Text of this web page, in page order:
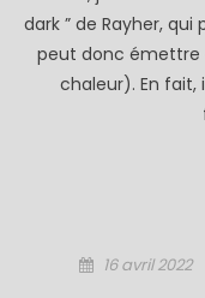
dark ” de Rayher,
peut donc émettre
chaleur). En fait,
Posted
16 avril 2022